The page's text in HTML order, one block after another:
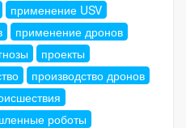
применение USV
применение дронов
проекты
производство дронов
роботы